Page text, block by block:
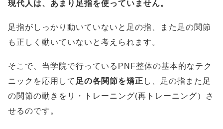
現代人は、あまり足指を使っていません。
足指がしっかり動いていないと足の指、また足の関節
も正しく動いていないと考えられます。
そこで、当学院で行っているPNF整体の基本的なテク
ニックを応用して 足の各関節を矯正 し、足の指また足
の関節の動きをリ・トレーニング(再トレーニング）さ
せるのです。